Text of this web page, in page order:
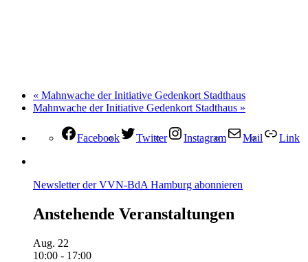
« Mahnwache der Initiative Gedenkort Stadthaus
Mahnwache der Initiative Gedenkort Stadthaus »
Facebook Twitter Instagram Mail Link
Newsletter der VVN-BdA Hamburg abonnieren
Anstehende Veranstaltungen
Aug. 22
10:00 - 17:00